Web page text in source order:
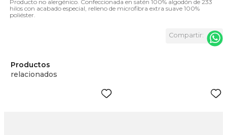
Producto no alergénico. Confeccionada en satén 100% algodón de 233
hilos con acabado especial, relleno de microfibra extra suave 100%
poliéster.
Productos
relacionados